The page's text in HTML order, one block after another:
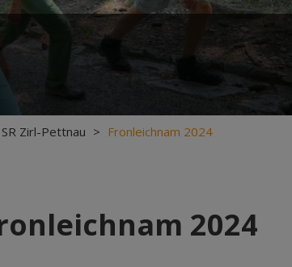
Zirl-Pettnau > Fronleichnam 2024
2024